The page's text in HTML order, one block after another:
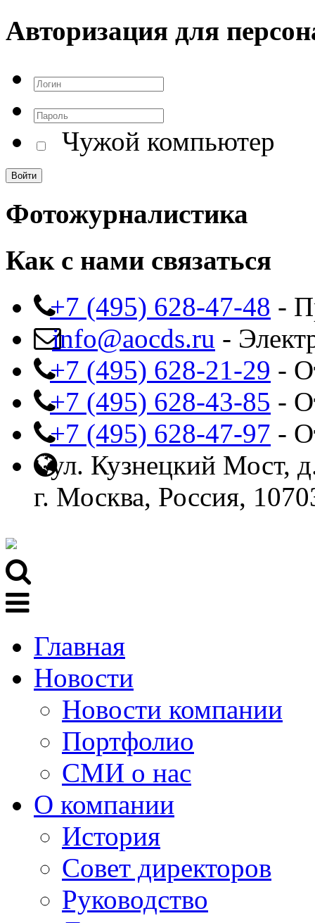
Авторизация для
Чужой компьютер
Фотожурналистика
Как с нами связаться
+7 (495) 628-47-48 -
info@aocds.ru -
+7 (495) 628-21-29 -
+7 (495) 628-43-85 -
+7 (495) 628-47-97 -
ул. Кузнецкий Мост,
г. Москва, Россия,
Главная
Новости
Новости компании
Портфолио
СМИ о нас
О компании
История
Совет директоров
Руководство